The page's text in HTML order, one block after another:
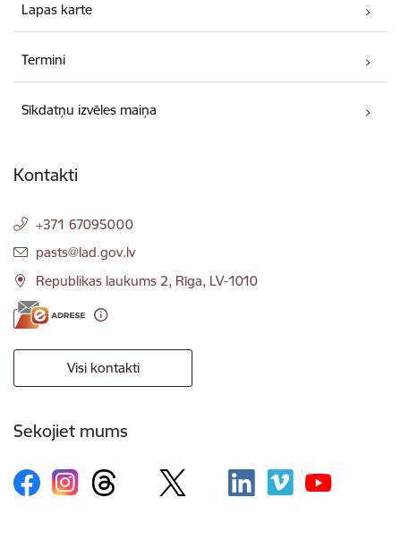
Lapas karte
Termini
Sīkdatņu izvēles maiņa
Kontakti
+371 67095000
E-pasts:
pasts@lad.gov.lv
Republikas laukums 2, Rīga, LV-1010
Visi kontakti
Sekojiet mums